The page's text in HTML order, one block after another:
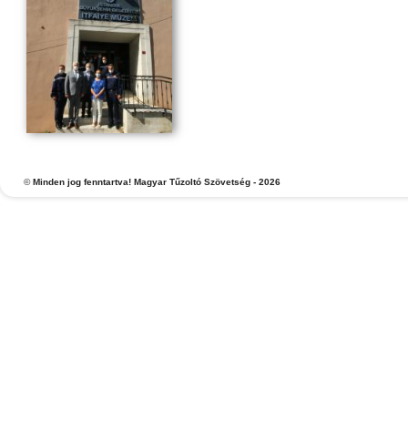
©Minden jog fenntartva! Magyar Tűzoltó Szövetség - 2026